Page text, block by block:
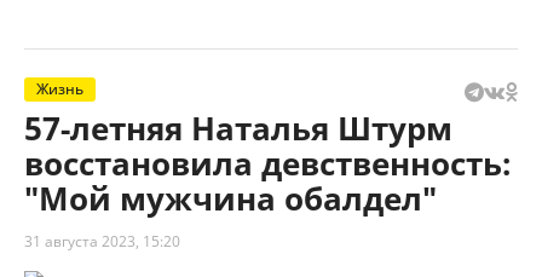
Жизнь
57-летняя Наталья Штурм
восстановила девственность:
"Мой мужчина обалдел"
31 августа 2023, 15:20